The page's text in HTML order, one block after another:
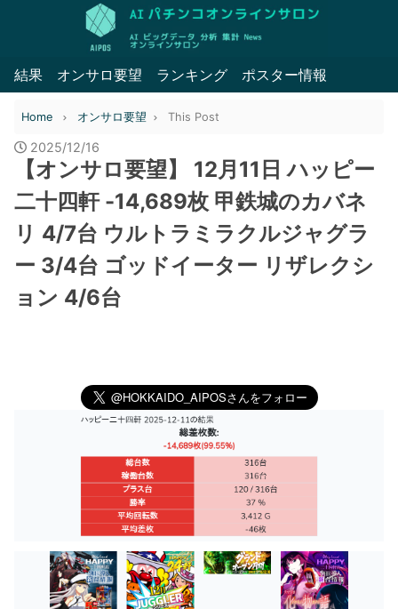
結果 オンサロ要望 ランキング ポスター情報
Home オンサロ要望 This Post
2025/12/16
【オンサロ要望】 12月11日 ハッピー
二十四軒 -14,689枚 甲鉄城のカバネ
リ 4/7台 ウルトラミラクルジャグラ
ー 3/4台 ゴッドイーター リザレクシ
ョン 4/6台